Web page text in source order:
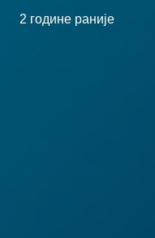
2 године раније